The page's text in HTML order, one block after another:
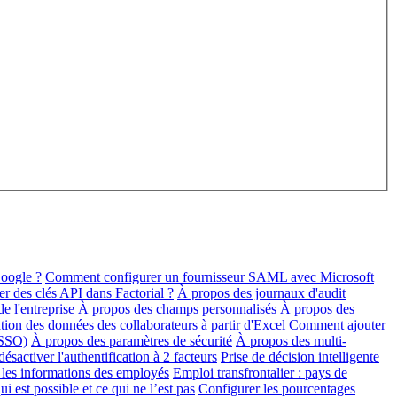
? Comment configurer un fournisseur SAML avec Microsoft
des clés API dans Factorial ? À propos des journaux d'audit
l'entreprise À propos des champs personnalisés À propos des
des données des collaborateurs à partir d'Excel Comment ajouter
À propos des paramètres de sécurité À propos des multi-
l'authentification à 2 facteurs Prise de décision intelligente
informations des employés Emploi transfrontalier : pays de
est possible et ce qui ne l’est pas Configurer les pourcentages